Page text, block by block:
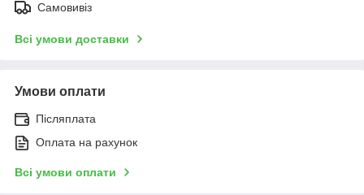
Самовивіз
Всі умови доставки
Умови оплати
Післяплата
Оплата на рахунок
Всі умови оплати